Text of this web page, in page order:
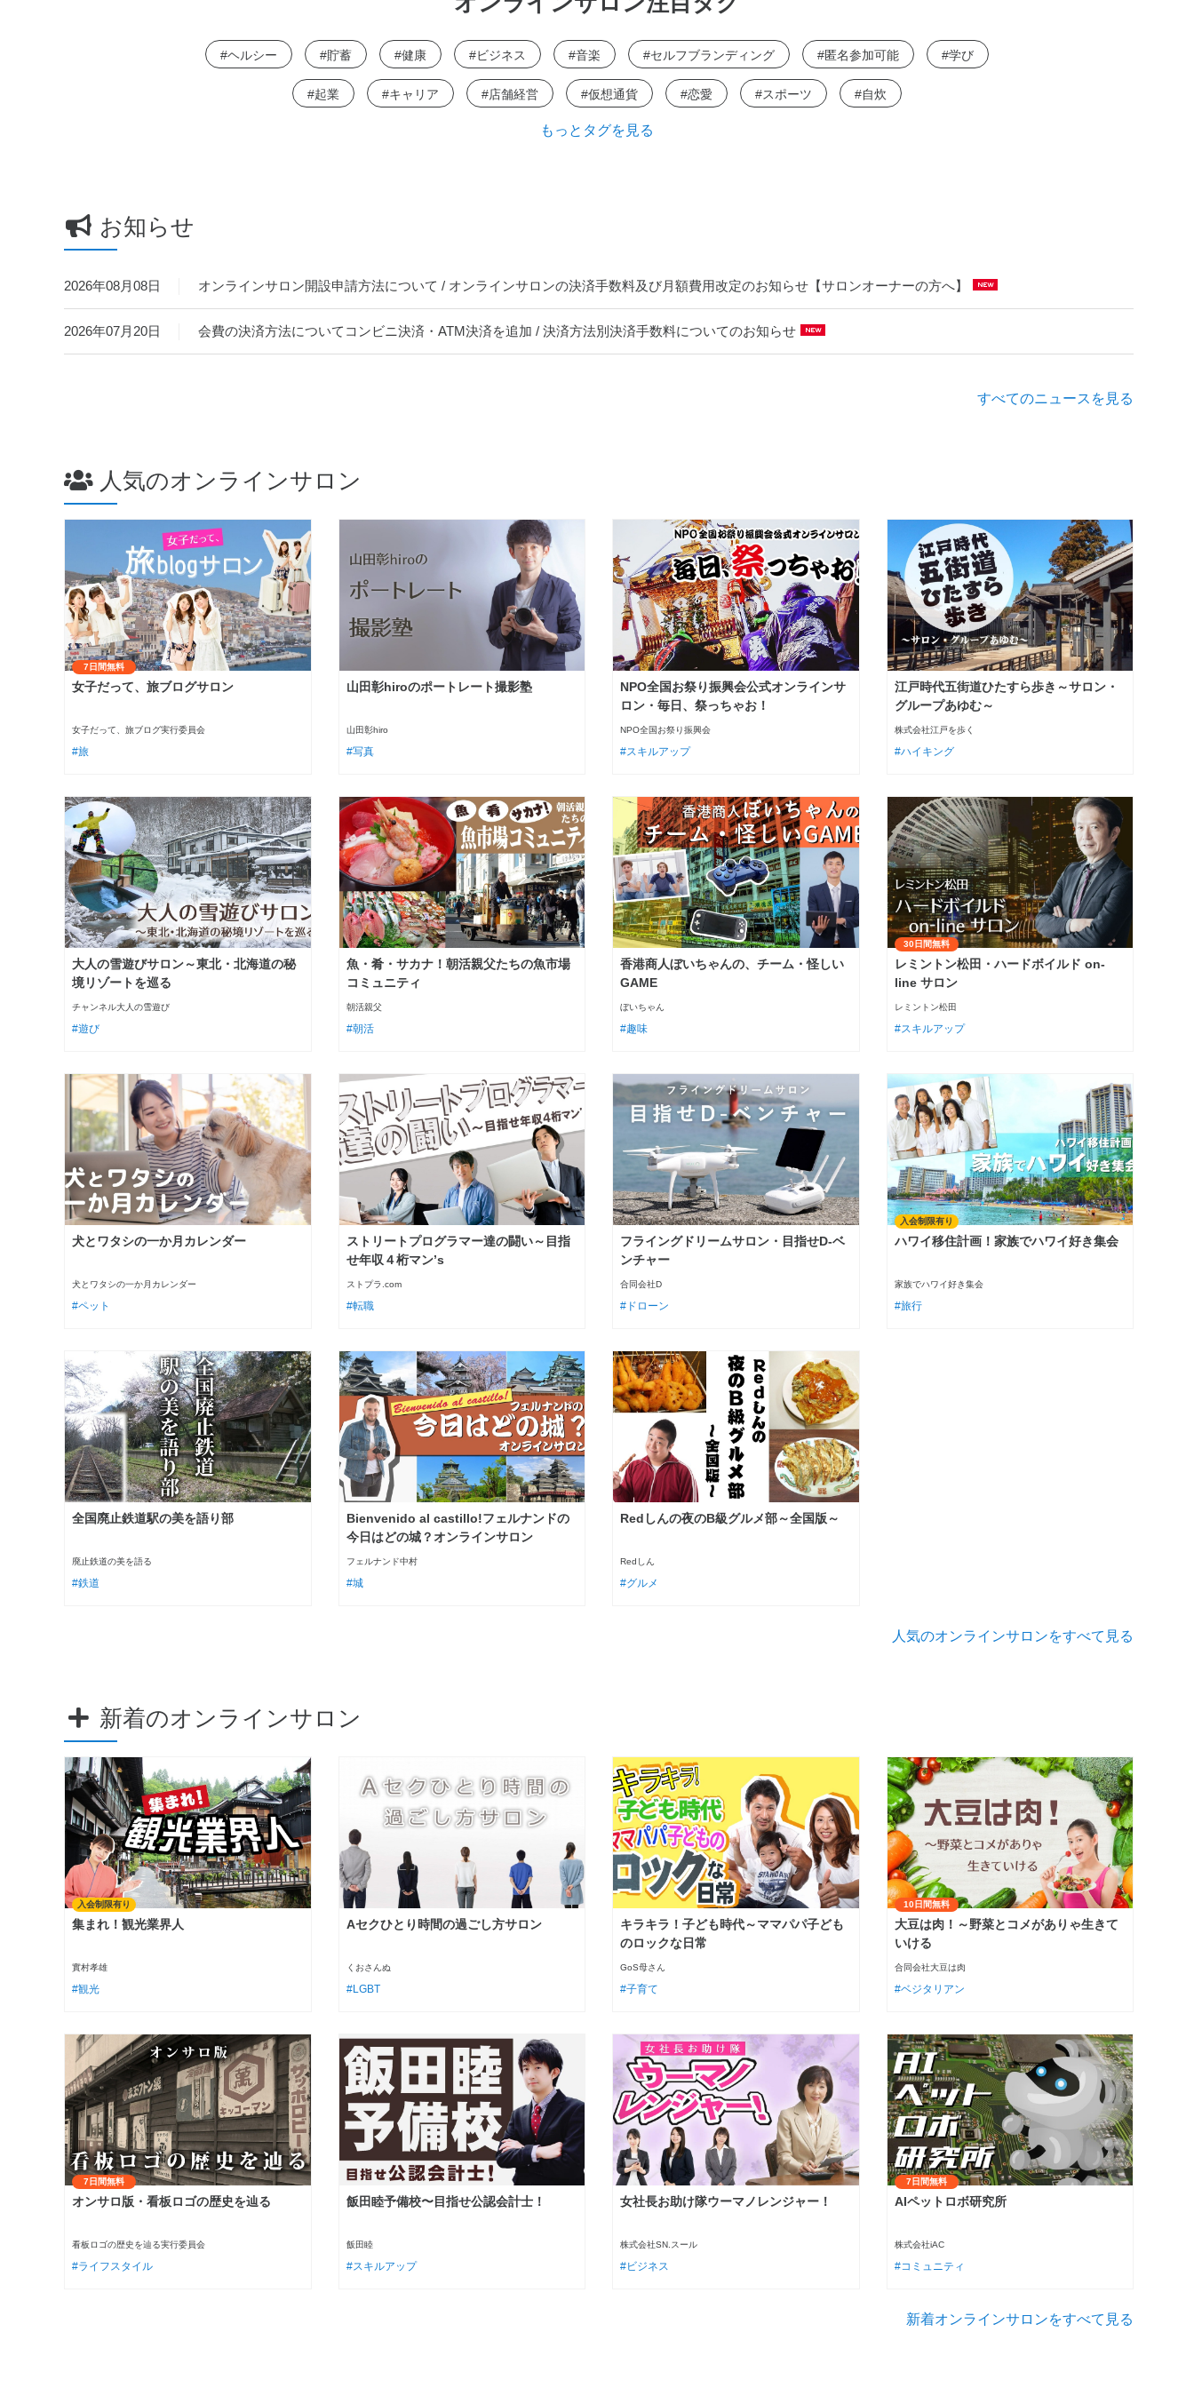
ヘルシー 貯蓄 健康 ビジネス 音楽 セルフブランディング 匿名参加可能 学び
起業 キャリア 店舗経営 仮想通貨 恋愛 スポーツ 自炊
もっとタグを見る
お知らせ
2026年08月08日 オンラインサロン開設申請方法について / オンラインサロンの決済手数料及び月額費用改定のお知らせ【サロンオーナーの方へ】
2026年07月20日 会費の決済方法についてコンビニ決済・ATM決済を追加 / 決済方法別決済手数料についてのお知らせ
すべてのニュースを見る
人気のオンラインサロン
7日間無料
女子だって、旅ブログサロン
女子だって、旅ブログ実行委員会
旅
山田彰hiroのポートレート撮影塾
山田彰hiro
写真
NPO全国お祭り振興会公式オンラインサ
ロン・毎日、祭っちゃお！
NPO全国お祭り振興会
スキルアップ
江戸時代五街道ひたすら歩き～サロン・
グループあゆむ～
株式会社江戸を歩く
ハイキング
大人の雪遊びサロン～東北・北海道の秘
境リゾートを巡る
チャンネル大人の雪遊び
遊び
魚・肴・サカナ！朝活親父たちの魚市場
コミュニティ
朝活親父
朝活
香港商人ぼいちゃんの、チーム・怪しい
GAME
ぼいちゃん
趣味
30日間無料
レミントン松田・ハードボイルド on-
line サロン
レミントン松田
スキルアップ
犬とワタシの一か月カレンダー
犬とワタシの一か月カレンダー
ペット
ストリートプログラマー達の闘い～目指
せ年収４桁マン’s
ストプラ.com
転職
フライングドリームサロン・目指せD-ベ
ンチャー
合同会社D
ドローン
入会制限有り
ハワイ移住計画！家族でハワイ好き集会
家族でハワイ好き集会
旅行
全国廃止鉄道駅の美を語り部
廃止鉄道の美を語る
鉄道
Bienvenido al castillo!フェルナンドの
今日はどの城？オンラインサロン
フェルナンド中村
城
Redしんの夜のB級グルメ部～全国版～
Redしん
グルメ
人気のオンラインサロンをすべて見る
新着のオンラインサロン
入会制限有り
集まれ！観光業界人
實村孝雄
観光
Aセクひとり時間の過ごし方サロン
くおさんぬ
LGBT
キラキラ！子ども時代～ママパパ子ども
のロックな日常
GoS母さん
子育て
10日間無料
大豆は肉！～野菜とコメがありゃ生きて
いける
合同会社大豆は肉
ベジタリアン
7日間無料
オンサロ版・看板ロゴの歴史を辿る
看板ロゴの歴史を辿る実行委員会
ライフスタイル
飯田睦予備校〜目指せ公認会計士！
飯田睦
スキルアップ
女社長お助け隊ウーマノレンジャー！
株式会社SN.スール
ビジネス
7日間無料
AIペットロボ研究所
株式会社iAC
コミュニティ
新着オンラインサロンをすべて見る